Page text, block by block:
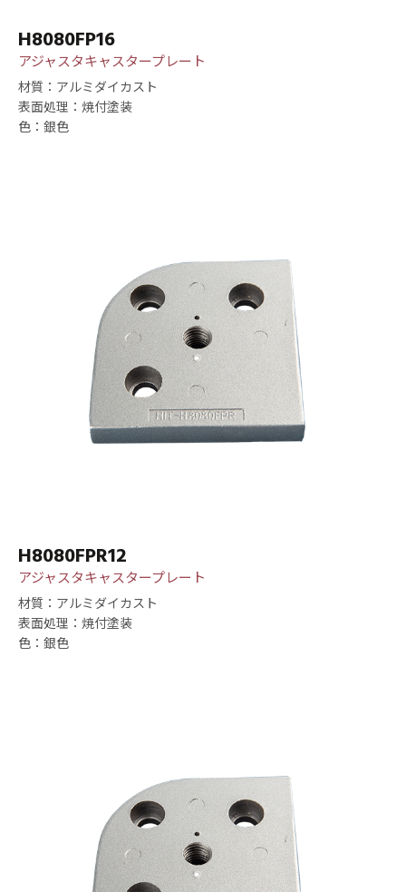
H8080FP16
アジャスタキャスタープレート
材質：アルミダイカスト
表面処理：焼付塗装
色：銀色
H8080FPR12
アジャスタキャスタープレート
材質：アルミダイカスト
表面処理：焼付塗装
色：銀色